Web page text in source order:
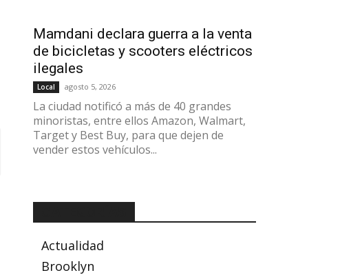
Mamdani declara guerra a la venta
de bicicletas y scooters eléctricos
ilegales
Local agosto 5, 2026
La ciudad notificó a más de 40 grandes
minoristas, entre ellos Amazon, Walmart,
Target y Best Buy, para que dejen de
vender estos vehículos...
Actualidad
Brooklyn